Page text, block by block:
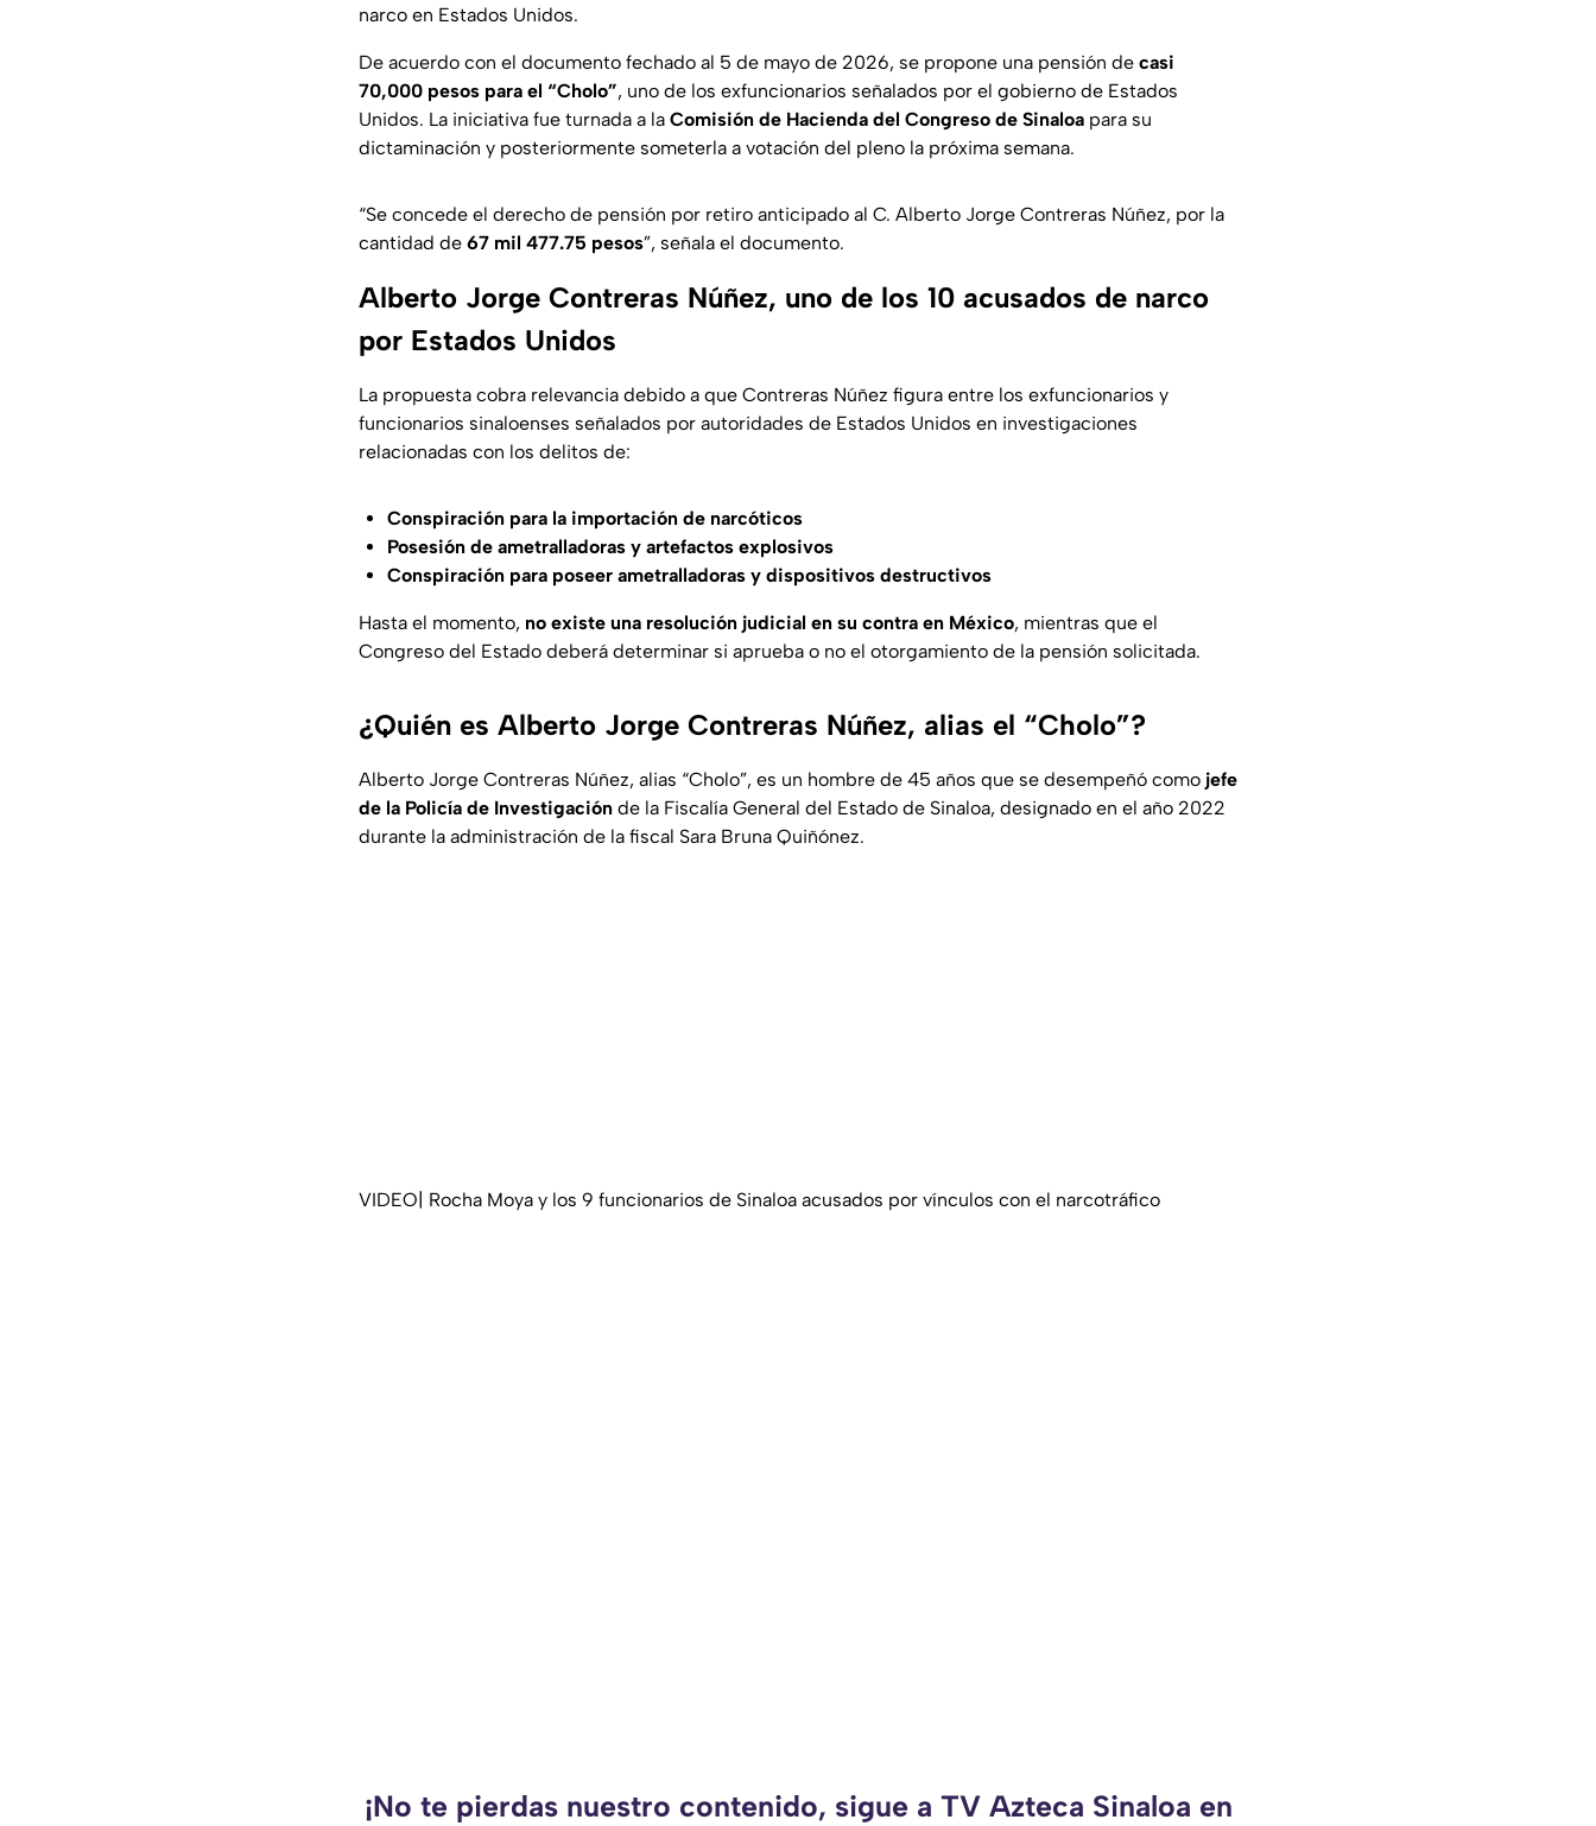
narco en Estados Unidos.
De acuerdo con el documento fechado al 5 de mayo de 2026, se propone una pensión de casi
70,000 pesos para el “Cholo”, uno de los exfuncionarios señalados por el gobierno de Estados
Unidos. La iniciativa fue turnada a la Comisión de Hacienda del Congreso de Sinaloa para su
dictaminación y posteriormente someterla a votación del pleno la próxima semana.
“Se concede el derecho de pensión por retiro anticipado al C. Alberto Jorge Contreras Núñez, por la
cantidad de 67 mil 477.75 pesos”, señala el documento.
Alberto Jorge Contreras Núñez, uno de los 10 acusados de narco
por Estados Unidos
La propuesta cobra relevancia debido a que Contreras Núñez figura entre los exfuncionarios y
funcionarios sinaloenses señalados por autoridades de Estados Unidos en investigaciones
relacionadas con los delitos de:
Conspiración para la importación de narcóticos
Posesión de ametralladoras y artefactos explosivos
Conspiración para poseer ametralladoras y dispositivos destructivos
Hasta el momento, no existe una resolución judicial en su contra en México, mientras que el
Congreso del Estado deberá determinar si aprueba o no el otorgamiento de la pensión solicitada.
¿Quién es Alberto Jorge Contreras Núñez, alias el “Cholo”?
Alberto Jorge Contreras Núñez, alias “Cholo”, es un hombre de 45 años que se desempeñó como jefe
de la Policía de Investigación de la Fiscalía General del Estado de Sinaloa, designado en el año 2022
durante la administración de la fiscal Sara Bruna Quiñónez.
VIDEO| Rocha Moya y los 9 funcionarios de Sinaloa acusados por vínculos con el narcotráfico
¡No te pierdas nuestro contenido, sigue a TV Azteca Sinaloa en